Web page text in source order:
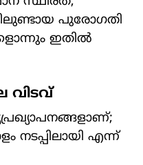
പുരോഗതി
ഇതിൽ
വിടവ്
എന്ന്